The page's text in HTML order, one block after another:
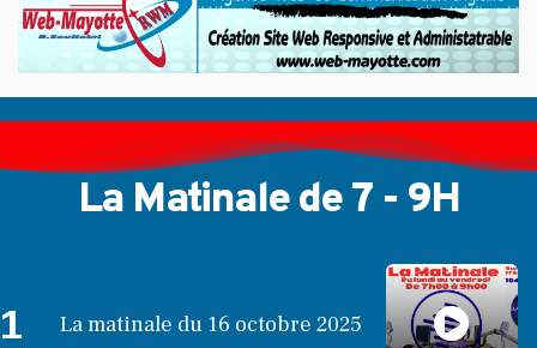
La Matinale de 7 - 9H
1 La matinale du 16 octobre 2025